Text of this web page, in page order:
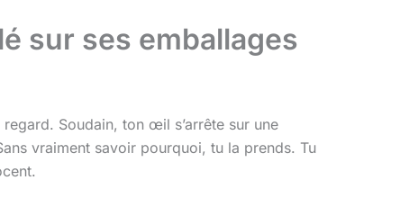
sur ses emballages
Soudain, ton œil s’arrête sur une
vraiment savoir pourquoi, tu la prends. Tu